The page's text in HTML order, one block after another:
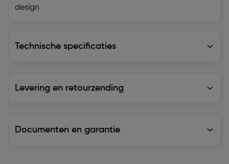
design
Technische specificaties
Levering en retourzending
Documenten en garantie